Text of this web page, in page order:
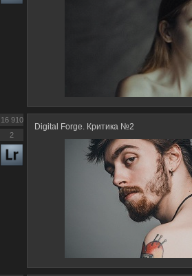
Digital Forge. Критика №2
16 910
2